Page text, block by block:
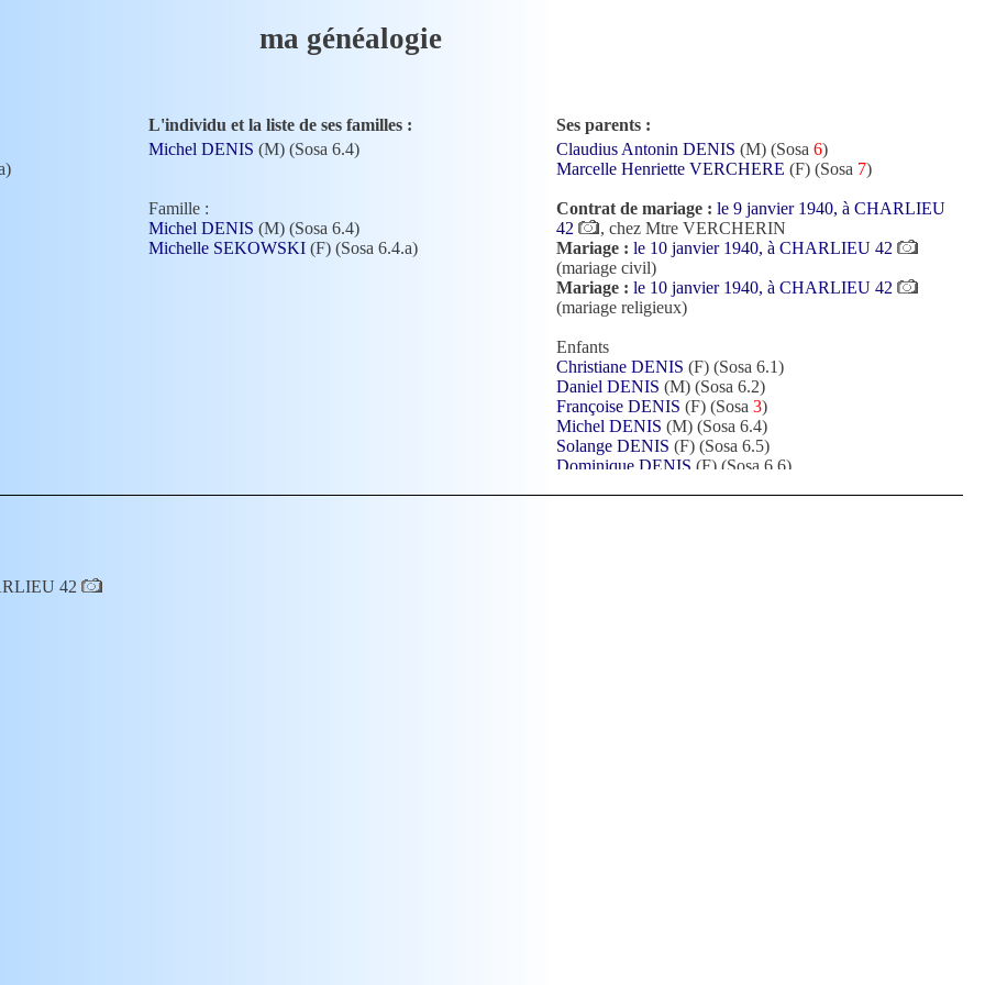
ma généalogie
L'individu et la liste de ses familles :
Ses parents :
Michel DENIS (M) (Sosa 6.4)
Famille :
Michel DENIS (M) (Sosa 6.4)
Michelle SEKOWSKI (F) (Sosa 6.4.a)
Claudius Antonin DENIS (M) (Sosa 6)
Marcelle Henriette VERCHERE (F) (Sosa 7)
Contrat de mariage : le 9 janvier 1940, à CHARLIEU
42
, chez Mtre VERCHERIN
Mariage : le 10 janvier 1940, à CHARLIEU 42
(mariage civil)
Mariage : le 10 janvier 1940, à CHARLIEU 42
(mariage religieux)
Enfants
Christiane DENIS (F) (Sosa 6.1)
Daniel DENIS (M) (Sosa 6.2)
Françoise DENIS (F) (Sosa 3)
Michel DENIS (M) (Sosa 6.4)
Solange DENIS (F) (Sosa 6.5)
Dominique DENIS (F) (Sosa 6.6)
42